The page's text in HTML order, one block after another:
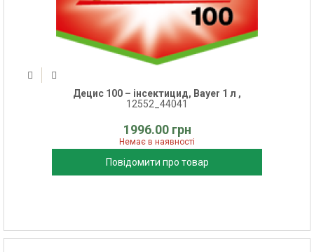
Децис 100 – інсектицид, Bayer 1 л ,
12552_44041
1996.00 грн
Немає в наявності
Повідомити про товар